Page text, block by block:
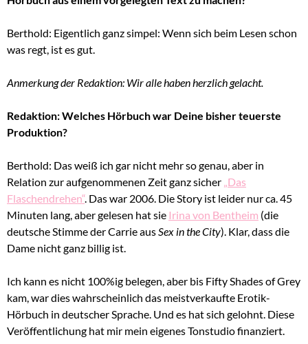
Berthold: Eigentlich ganz simpel: Wenn sich beim Lesen schon
was regt, ist es gut.
Anmerkung der Redaktion: Wir alle haben herzlich gelacht.
Redaktion: Welches Hörbuch war Deine bisher teuerste
Produktion?
Berthold: Das weiß ich gar nicht mehr so genau, aber in
Relation zur aufgenommenen Zeit ganz sicher „Das
Flaschendrehen“. Das war 2006. Die Story ist leider nur ca. 45
Minuten lang, aber gelesen hat sie Irina von Bentheim (die
deutsche Stimme der Carrie ausSex in the City). Klar, dass die
Dame nicht ganz billig ist.
Ich kann es nicht 100%ig belegen, aber bis Fifty Shades of Grey
kam, war dies wahrscheinlich das meistverkaufte Erotik-
Hörbuch in deutscher Sprache. Und es hat sich gelohnt. Diese
Veröffentlichung hat mir mein eigenes Tonstudio finanziert.